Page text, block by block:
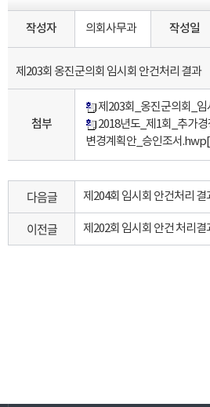
작성자 의회사무과 작성일
제203회 옹진군의회 임시회 안건처리 결과
첨부
제203회_옹진군의회_
2018년도_제1회_추가경
변경계획안_승인조서.hwp
다음글 제204회 임시회 안건처리 결
이전글 제202회 임시회 안건 처리결